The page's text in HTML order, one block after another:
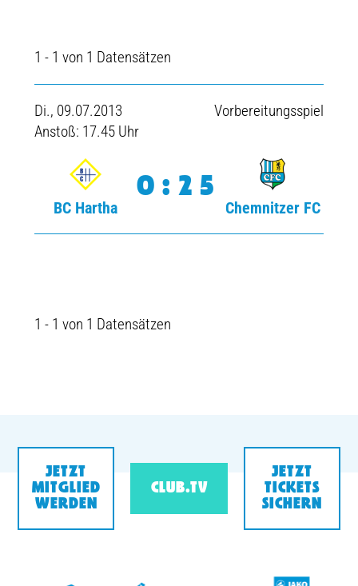
1 - 1 von 1 Datensätzen
Di., 09.07.2013
Anstoß: 17.45 Uhr
Vorbereitungsspiel
BC Hartha
0:25
Chemnitzer FC
1 - 1 von 1 Datensätzen
JETZT
MITGLIED
WERDEN
CLUB.TV
JETZT
TICKETS
SICHERN